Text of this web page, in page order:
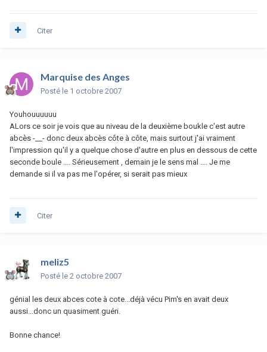
Citer
Marquise des Anges
Posté le 1 octobre 2007
Youhouuuuuu
ALors ce soir je vois que au niveau de la deuxième boukle c'est autre
abcès -__- donc deux abcès côte à côte, mais surtout j'ai vraiment
l'impression qu'il y a quelque chose d'autre en plus en dessous de cette
seconde boule .... Sérieusement , demain je le sens mal .... Je me
demande si il va pas me l'opérer, si serait pas mieux
Citer
meliz5
Posté le 2 octobre 2007
génial les deux abces cote à cote...déjà vécu Pim's en avait deux
aussi...donc un quasiment guéri.
Bonne chance!